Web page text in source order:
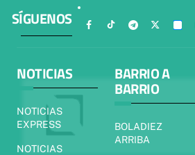
SÍGUENOS
NOTICIAS
NOTICIAS
EXPRESS
NOTICIAS
BARRIO A
BARRIO
BOLADIEZ
ARRIBA